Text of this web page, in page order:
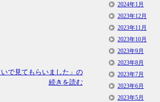
で見てもらいました」の
続きを読む
2024年1月
2023年12月
2023年11月
2023年10月
2023年9月
2023年8月
2023年7月
2023年6月
2023年5月